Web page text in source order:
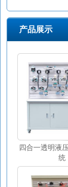
产品展示
四合一透明液
统